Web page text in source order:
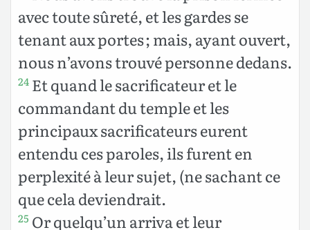
avec toute sûreté, et les gardes se
tenant aux portes ; mais, ayant ouvert,
nous n’avons trouvé personne dedans.
24 Et quand le sacrificateur et le
commandant du temple et les
principaux sacrificateurs eurent
entendu ces paroles, ils furent en
perplexité à leur sujet, (ne sachant ce
que cela deviendrait.
25 Or quelqu’un arriva et leur